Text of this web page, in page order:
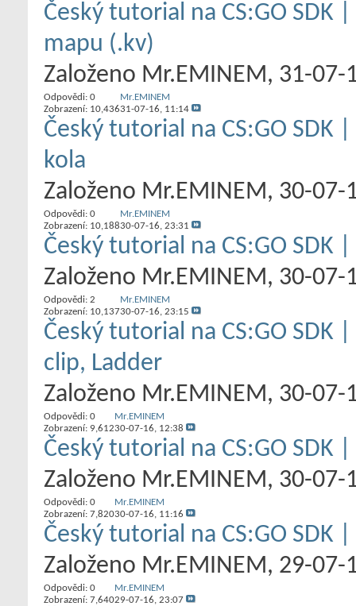
Český tutorial na CS:GO
mapu (.kv)
Založeno Mr.EMINEM‎, 31-07-
Odpovědi: 0
Zobrazení: 10,436
Mr.EMINEM
31-07-16, 11:14
Český tutorial na CS:GO SDK
kola
Založeno Mr.EMINEM‎, 30-07-
Odpovědi: 0
Zobrazení: 10,188
Mr.EMINEM
30-07-16, 23:31
Český tutorial na CS:GO SDK
Založeno Mr.EMINEM‎, 30-07-
Odpovědi: 2
Zobrazení: 10,137
Mr.EMINEM
30-07-16, 23:15
Český tutorial na CS:GO
clip, Ladder
Založeno Mr.EMINEM‎, 30-07-
Odpovědi: 0
Zobrazení: 9,612
Mr.EMINEM
30-07-16, 12:38
Český tutorial na CS:GO
Založeno Mr.EMINEM‎, 30-07-
Odpovědi: 0
Zobrazení: 7,820
Mr.EMINEM
30-07-16, 11:16
Český tutorial na CS:GO SDK
Založeno Mr.EMINEM‎, 29-07-
Odpovědi: 0
Zobrazení: 7,640
Mr.EMINEM
29-07-16, 23:07